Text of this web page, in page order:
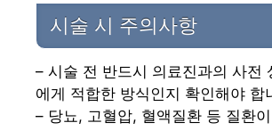
시술 시 주의사항
– 시술 전 반드시 의료진과의 사전
에게 적합한 방식인지 확인해야 합
– 당뇨, 고혈압, 혈액질환 등 질환